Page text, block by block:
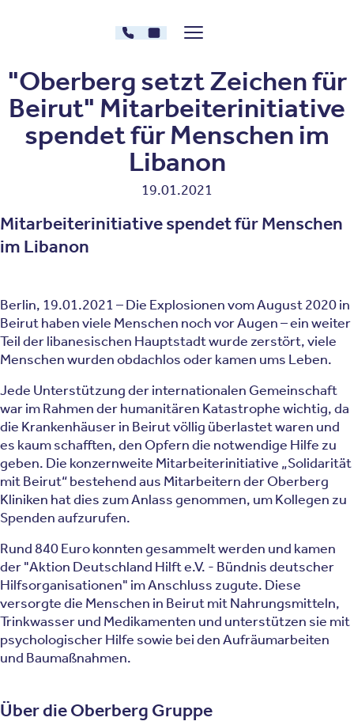
030 - 26478607
Kontakt
Menü zeigen/verstecken
"Oberberg setzt Zeichen für
Beirut" Mitarbeiterinitiative
spendet für Menschen im
Libanon
19.01.2021
Mitarbeiterinitiative spendet für Menschen
im Libanon
Berlin, 19.01.2021 – Die Explosionen vom August 2020 in
Beirut haben viele Menschen noch vor Augen – ein weiter
Teil der libanesischen Hauptstadt wurde zerstört, viele
Menschen wurden obdachlos oder kamen ums Leben.
Jede Unterstützung der internationalen Gemeinschaft
war im Rahmen der humanitären Katastrophe wichtig, da
die Krankenhäuser in Beirut völlig überlastet waren und
es kaum schafften, den Opfern die notwendige Hilfe zu
geben. Die konzernweite Mitarbeiterinitiative „Solidarität
mit Beirut“ bestehend aus Mitarbeitern der Oberberg
Kliniken hat dies zum Anlass genommen, um Kollegen zu
Spenden aufzurufen.
Rund 840 Euro konnten gesammelt werden und kamen
der "Aktion Deutschland Hilft e.V. - Bündnis deutscher
Hilfsorganisationen" im Anschluss zugute. Diese
versorgte die Menschen in Beirut mit Nahrungsmitteln,
Trinkwasser und Medikamenten und unterstützen sie mit
psychologischer Hilfe sowie bei den Aufräumarbeiten
und Baumaßnahmen.
Über die Oberberg Gruppe